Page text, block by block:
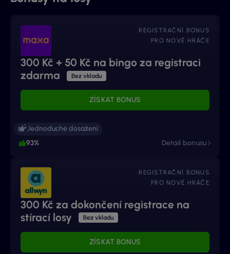
REGISTRAČNÍ BONUS
PRO NOVÉ HRÁČE
300 Kč + 50 Kč na bingo za registraci
zdarma
Bez vkladu
ZÍSKAT BONUS
Jednoduché dosažení
93%
Detail bonusu
REGISTRAČNÍ BONUS
PRO NOVÉ HRÁČE
300 Kč za dokončení registrace na
stírací losy
Bez vkladu
ZÍSKAT BONUS